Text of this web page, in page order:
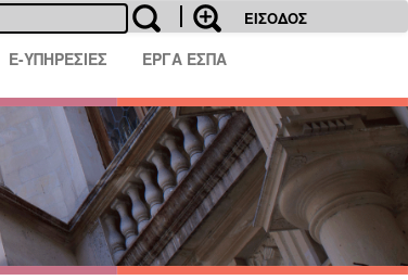
ΕΙΣΟΔΟΣ
E-ΥΠΗΡΕΣΙΕΣ ΕΡΓΑ ΕΣΠΑ